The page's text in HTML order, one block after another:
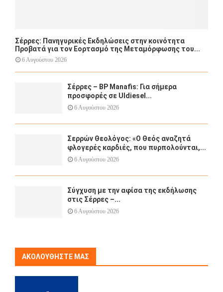
Σέρρες: Πανηγυρικές Εκδηλώσεις στην κοινότητα
Προβατά για τον Εορτασμό της Μεταμόρφωσης του...
6 Αυγούστου 2026
Σέρρες – BP Manafis: Για σήμερα
προσφορές σε Uldiesel...
6 Αυγούστου 2026
Σερρών Θεολόγος: «Ο Θεός αναζητά
φλογερές καρδιές, που πυρπολούνται,...
6 Αυγούστου 2026
Σύγχυση με την αφίσα της εκδήλωσης
στις Σέρρες –...
6 Αυγούστου 2026
ΑΚΟΛΟΥΘΉΣΤΕ ΜΑΣ